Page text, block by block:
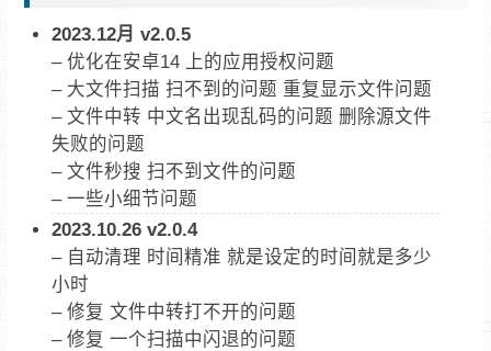
2023.12月 v2.0.5
– 优化在安卓14 上的应用授权问题
– 大文件扫描 扫不到的问题 重复显示文件问题
– 文件中转 中文名出现乱码的问题 删除源文件
失败的问题
– 文件秒搜 扫不到文件的问题
– 一些小细节问题
2023.10.26 v2.0.4
– 自动清理 时间精准 就是设定的时间就是多少
小时
– 修复 文件中转打不开的问题
– 修复 一个扫描中闪退的问题